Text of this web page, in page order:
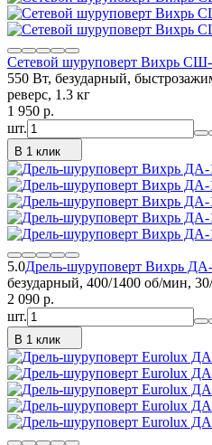
Сетевой шуруповерт Вихрь СШ-
550 Вт, безударный,
реверс, 1.3 кг
1 950 p.
шт.
В 1 клик
5.0Дрель-шуруповерт Вихрь
безударный, 400/1400 об/мин,
2 090 p.
шт.
В 1 клик